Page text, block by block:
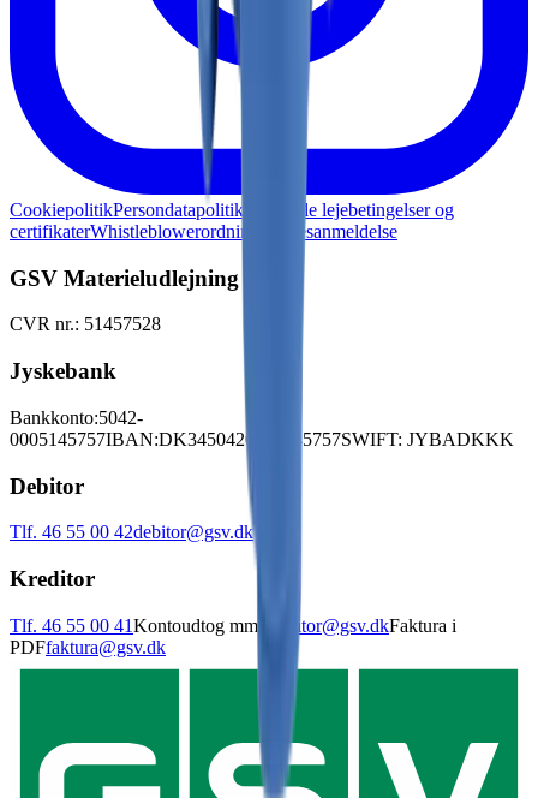
CookiepolitikPersondatapolitik Generelle lejebetingelser og
certifikaterWhistleblowerordning Skadesanmeldelse
GSV Materieludlejning A/S
CVR nr.: 51457528
Jyskebank
Bankkonto:5042-
0005145757IBAN:DK3450420005145757SWIFT: JYBADKKK
Debitor
Tlf. 46 55 00 42debitor@gsv.dk
Kreditor
Tlf. 46 55 00 41Kontoudtog mm. kreditor@gsv.dkFaktura i
PDFfaktura@gsv.dk